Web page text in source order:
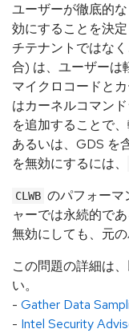
ユーザーが徹底的
効にすることを決
チテナントではな
合) は、ユーザーは
マイクロコードと
はカーネルコマン
を追加することで
あるいは、GDS を
を無効にするには、
CLWB のパフォーマ
ャーでは永続的で
無効にしても、元
この問題の詳細は
い。
- Gather Data
- Intel Security